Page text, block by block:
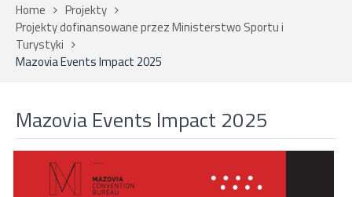
Home
Projekty
Projekty dofinansowane przez Ministerstwo Sportu i
Turystyki
Mazovia Events Impact 2025
Mazovia Events Impact 2025